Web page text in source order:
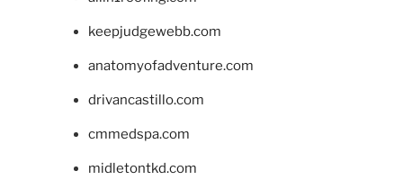
keepjudgewebb.com
anatomyofadventure.com
drivancastillo.com
cmmedspa.com
midletontkd.com